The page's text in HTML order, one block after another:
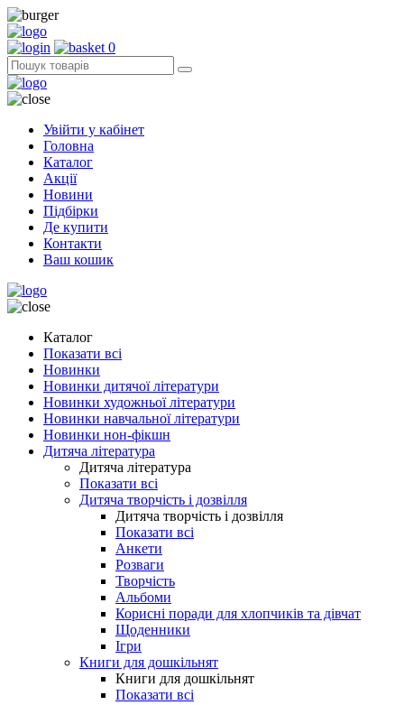
0
Увійти у кабінет
Головна
Каталог
Акції
Новини
Підбірки
Де купити
Контакти
Ваш кошик
Каталог
Показати всі
Новинки
Новинки дитячої літератури
Новинки художньої літератури
Новинки навчальної літератури
Новинки нон-фікшн
Дитяча література
Дитяча література
Показати всі
Дитяча творчість і дозвілля
Дитяча творчість і дозвілля
Показати всі
Анкети
Розваги
Творчість
Альбоми
Корисні поради для хлопчиків та дівчат
Щоденники
Ігри
Книги для дошкільнят
Книги для дошкільнят
Показати всі